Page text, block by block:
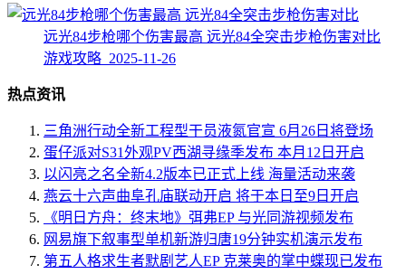
远光84步枪哪个伤害最高 远光84全突击步枪伤害对比
游戏攻略 2025-11-26
热点资讯
三角洲行动全新工程型干员液氮官宣 6月26日将登场
蛋仔派对S31外观PV西湖寻缘季发布 本月12日开启
以闪亮之名全新4.2版本已正式上线 海量活动来袭
燕云十六声曲阜孔庙联动开启 将于本日至9日开启
《明日方舟：终末地》弭弗EP 与光同游视频发布
网易旗下叙事型单机新游归唐19分钟实机演示发布
第五人格求生者默剧艺人EP 克莱奥的掌中蝶现已发布